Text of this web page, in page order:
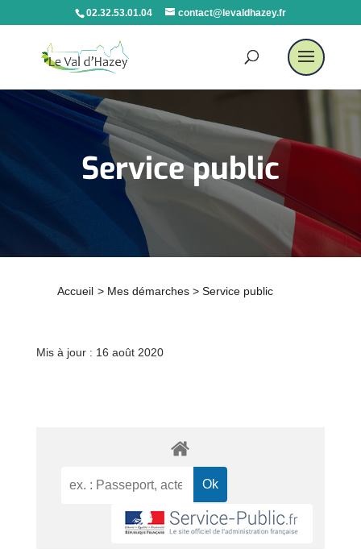
02.32.53.01.04 contact@levaldhazey.fr
Service public
Accueil > Mes démarches > Service public
Mis à jour : 16 août 2020